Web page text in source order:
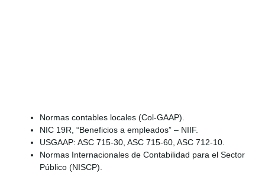
Normas contables locales (Col-GAAP).
NIC 19R, “Beneficios a empleados” – NIIF.
USGAAP: ASC 715-30, ASC 715-60, ASC 712-10.
Normas Internacionales de Contabilidad para el Sector
Público (NISCP).